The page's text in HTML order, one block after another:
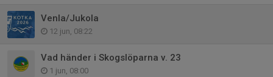
Venla/Jukola
12 jun, 08:22
Vad händer i Skogslöparna v. 23
1 jun, 08:00